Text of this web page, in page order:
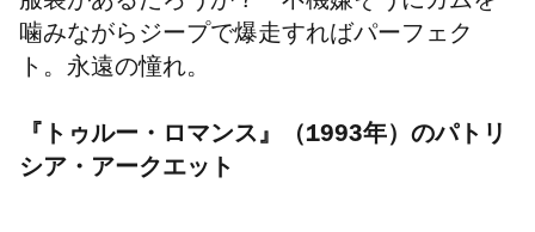
噛みながらジープで爆走すればパーフェク
ト。永遠の憧れ。
『トゥルー・ロマンス』（1993年）のパトリ
シア・アークエット